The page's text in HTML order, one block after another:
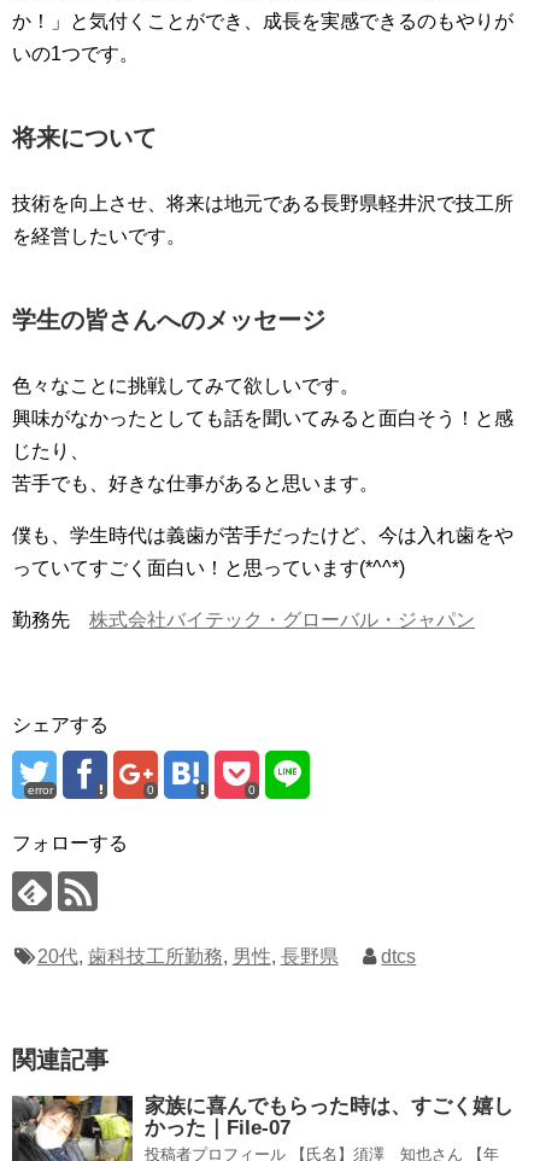
か！」と気付くことができ、成長を実感できるのもやりが
いの1つです。
将来について
技術を向上させ、将来は地元である長野県軽井沢で技工所
を経営したいです。
学生の皆さんへのメッセージ
色々なことに挑戦してみて欲しいです。
興味がなかったとしても話を聞いてみると面白そう！と感
じたり、
苦手でも、好きな仕事があると思います。
僕も、学生時代は義歯が苦手だったけど、今は入れ歯をや
っていてすごく面白い！と思っています(*^^*)
勤務先 株式会社バイテック・グローバル・ジャパン
シェアする
error 0 0
フォローする
20代, 歯科技工所勤務, 男性, 長野県 dtcs
関連記事
家族に喜んでもらった時は、すごく嬉し
かった｜File-07
投稿者プロフィール 【氏名】須澤 知也さん 【年